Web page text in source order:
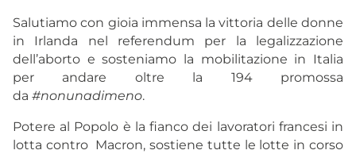
Salutiamo con gioia immensa la vittoria delle donne
in Irlanda nel referendum per la legalizzazione
dell’aborto e sosteniamo la mobilitazione in Italia
per andare oltre la 194 promossa
da #nonunadimeno.
Potere al Popolo è la fianco dei lavoratori francesi in
lotta contro Macron, sostiene tutte le lotte in corso